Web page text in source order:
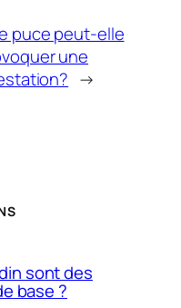
puce peut-elle
une
→
sont des
base ?